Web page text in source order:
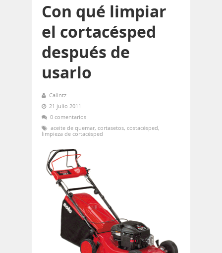
Con qué limpiar
el cortacésped
después de
usarlo
Calintz
21 julio 2011
0 comentarios
aceite de quemar, cortasetos, costacésped,
limpieza de cortacésped